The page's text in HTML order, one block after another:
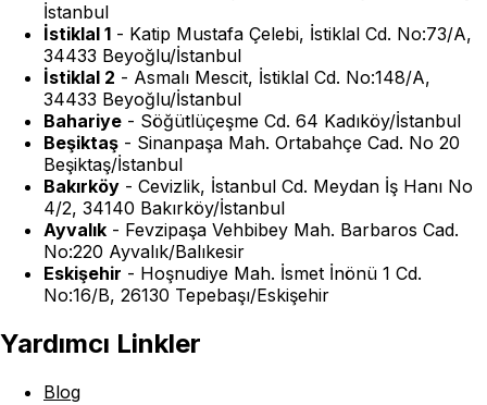
İstanbul
İstiklal 1 - Katip Mustafa Çelebi, İstiklal Cd. No:73/A,
34433 Beyoğlu/İstanbul
İstiklal 2 - Asmalı Mescit, İstiklal Cd. No:148/A,
34433 Beyoğlu/İstanbul
Bahariye - Söğütlüçeşme Cd. 64 Kadıköy/İstanbul
Beşiktaş - Sinanpaşa Mah. Ortabahçe Cad. No 20
Beşiktaş/İstanbul
Bakırköy - Cevizlik, İstanbul Cd. Meydan İş Hanı No
4/2, 34140 Bakırköy/İstanbul
Ayvalık - Fevzipaşa Vehbibey Mah. Barbaros Cad.
No:220 Ayvalık/Balıkesir
Eskişehir - Hoşnudiye Mah. İsmet İnönü 1 Cd.
No:16/B, 26130 Tepebaşı/Eskişehir
Yardımcı Linkler
Blog